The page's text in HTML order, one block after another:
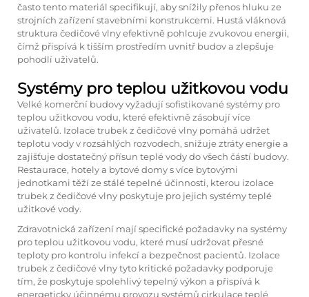
často tento materiál specifikují, aby snížily přenos hluku ze
strojních zařízení stavebními konstrukcemi. Hustá vláknová
struktura čedičové vlny efektivně pohlcuje zvukovou energii,
čímž přispívá k tišším prostředím uvnitř budov a zlepšuje
pohodlí uživatelů.
Systémy pro teplou užitkovou vodu
Velké komerční budovy vyžadují sofistikované systémy pro
teplou užitkovou vodu, které efektivně zásobují více
uživatelů. Izolace trubek z čedičové vlny pomáhá udržet
teplotu vody v rozsáhlých rozvodech, snižuje ztráty energie a
zajišťuje dostatečný přísun teplé vody do všech částí budovy.
Restaurace, hotely a bytové domy s více bytovými
jednotkami těží ze stálé tepelné účinnosti, kterou izolace
trubek z čedičové vlny poskytuje pro jejich systémy teplé
užitkové vody.
Zdravotnická zařízení mají specifické požadavky na systémy
pro teplou užitkovou vodu, které musí udržovat přesné
teploty pro kontrolu infekcí a bezpečnost pacientů. Izolace
trubek z čedičové vlny tyto kritické požadavky podporuje
tím, že poskytuje spolehlivý tepelný výkon a přispívá k
energeticky účinnému provozu systémů cirkulace teplé